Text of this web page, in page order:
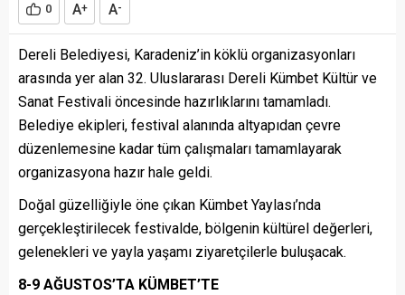
0 A+ A-
Dereli Belediyesi, Karadeniz’in köklü organizasyonları
arasında yer alan 32. Uluslararası Dereli Kümbet Kültür ve
Sanat Festivali öncesinde hazırlıklarını tamamladı.
Belediye ekipleri, festival alanında altyapıdan çevre
düzenlemesine kadar tüm çalışmaları tamamlayarak
organizasyona hazır hale geldi.
Doğal güzelliğiyle öne çıkan Kümbet Yaylası’nda
gerçekleştirilecek festivalde, bölgenin kültürel değerleri,
gelenekleri ve yayla yaşamı ziyaretçilerle buluşacak.
8-9 AĞUSTOS’TA KÜMBET’TE